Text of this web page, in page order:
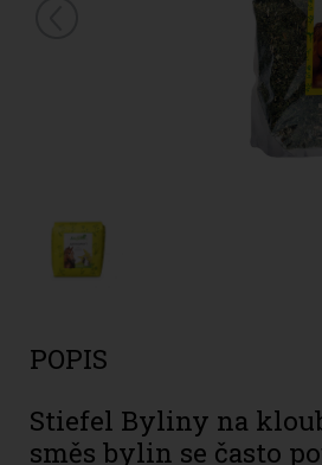
POPIS
Stiefel Byliny na
směs bylin se často